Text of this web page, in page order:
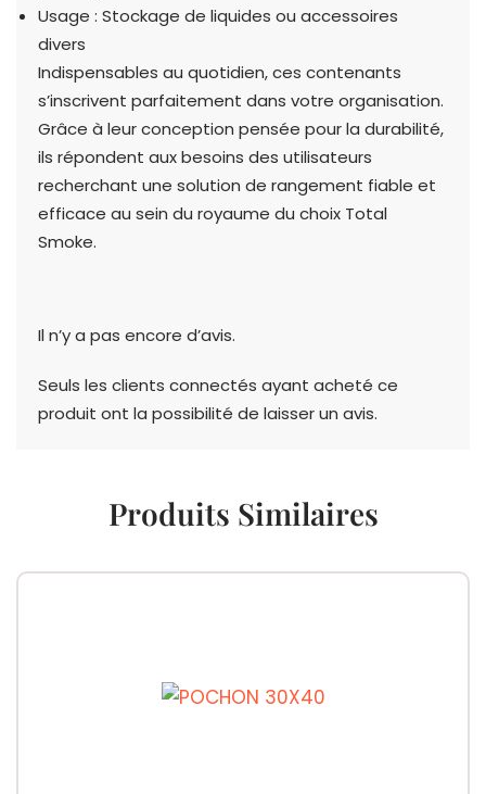
Usage : Stockage de liquides ou accessoires
divers
Indispensables au quotidien, ces contenants
s’inscrivent parfaitement dans votre organisation.
Grâce à leur conception pensée pour la durabilité,
ils répondent aux besoins des utilisateurs
recherchant une solution de rangement fiable et
efficace au sein du royaume du choix Total
Smoke.
Il n’y a pas encore d’avis.
Seuls les clients connectés ayant acheté ce
produit ont la possibilité de laisser un avis.
Produits Similaires